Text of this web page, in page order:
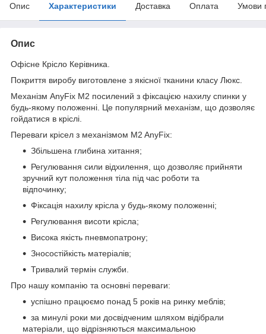
Опис Характеристики Доставка Оплата Умови
Опис
Офісне Крісло Керівника.
Покриття виробу виготовлене з якісної тканини класу Люкс.
Механізм AnyFix М2 посилений з фіксацією нахилу спинки у
будь-якому положенні. Це популярний механізм, що дозволяє
гойдатися в кріслі.
Переваги крісел з механізмом M2 AnyFix:
Збільшена глибина хитання;
Регулювання сили відхилення, що дозволяє прийняти
зручний кут положення тіла під час роботи та
відпочинку;
Фіксація нахилу крісла у будь-якому положенні;
Регулювання висоти крісла;
Висока якість пневмопатрону;
Зносостійкість матеріалів;
Тривалий термін служби.
Про нашу компанію та основні переваги:
успішно працюємо понад 5 років на ринку меблів;
за минулі роки ми досвідченим шляхом відібрали
матеріали, що відрізняються максимальною